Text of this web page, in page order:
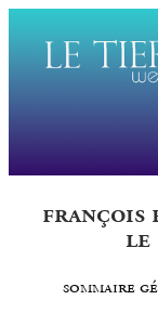
françois
le
sommaire